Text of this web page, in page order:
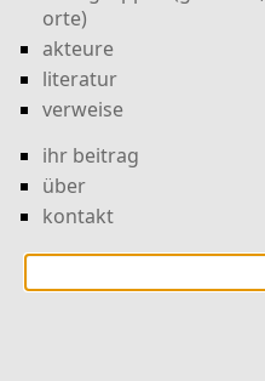
orte)
akteure
literatur
verweise
ihr beitrag
über
kontakt